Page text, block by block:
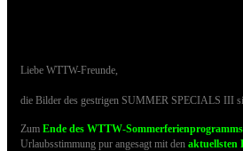
Liebe WTTW-Freunde,
die Bilder des gestrigen SUMMER SPECIALS III
Zum Ende des WTTW-Sommerferienprogramms
Urlaubsstimmung pur angesagt mit den aktuellsten